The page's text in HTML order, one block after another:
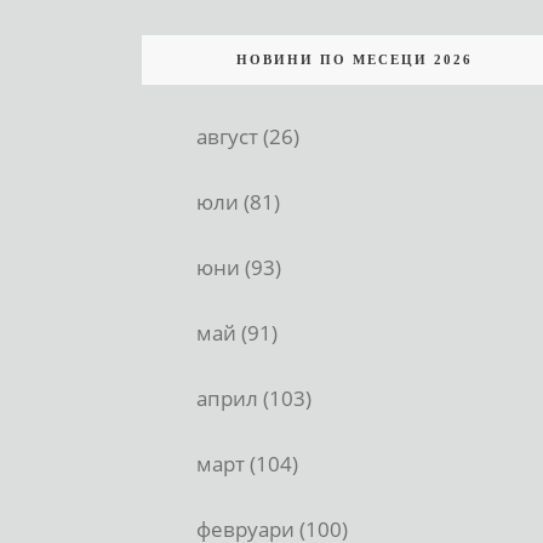
НОВИНИ ПО МЕСЕЦИ 2026
август (26)
юли (81)
юни (93)
май (91)
април (103)
март (104)
февруари (100)